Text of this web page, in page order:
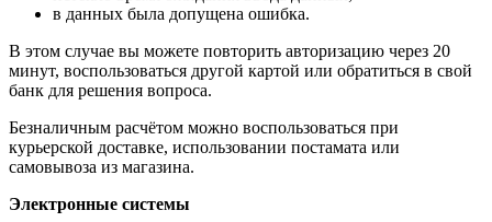
в данных была допущена ошибка.
В этом случае вы можете повторить авторизацию через 20
минут, воспользоваться другой картой или обратиться в свой
банк для решения вопроса.
Безналичным расчётом можно воспользоваться при
курьерской доставке, использовании постамата или
самовывоза из магазина.
Электронные системы